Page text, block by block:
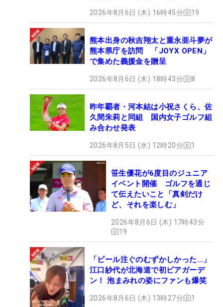
2026年8月6日 (木) 16時45分 19
熊本出身の秋吉翔太と重永亜斗夢が
熊本県庁を訪問 「JOYX OPEN」
で集めた義援金を贈呈
2026年8月6日 (木) 18時43分 8
昨年覇者・河本結は小祝さくら、佐
久間朱莉と同組 国内女子ゴルフ組
み合わせ発表
2026年8月5日 (水) 12時20分 1
笹生優花が6度目のジュニア
イベント開催 ゴルフを通じ
て伝えたいこと「真剣だけ
ど、それを楽しむ」
2026年8月6日 (木) 17時43分
19
「ビール注ぐのむずかしかった…」
江口紗代が北海道で初ビアガーデ
ン！ 泡まみれの姿にファンも爆笑
2026年8月6日 (木) 13時27分 1